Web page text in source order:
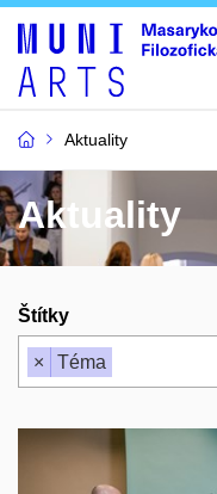
Aktuality
Aktuality
Štítky
× Téma